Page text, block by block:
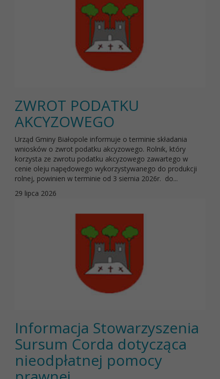
ZWROT PODATKU
AKCYZOWEGO
Urząd Gminy Białopole informuje o terminie składania
wniosków o zwrot podatku akcyzowego. Rolnik, który
korzysta ze zwrotu podatku akcyzowego zawartego w
cenie oleju napędowego wykorzystywanego do produkcji
rolnej, powinien w terminie od 3 siernia 2026r. do...
29 lipca 2026
Informacja Stowarzyszenia
Sursum Corda dotycząca
nieodpłatnej pomocy